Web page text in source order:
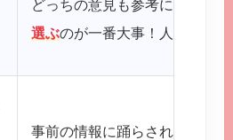
どっちの意見も参考にしつつ、
選ぶのが一番大事！人の意見
事前の情報に踊らされず、